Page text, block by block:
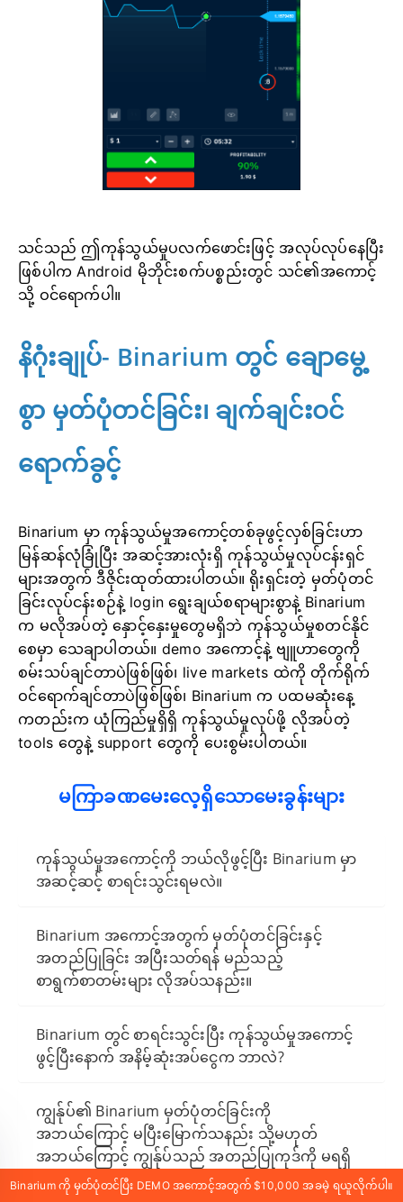
သင်သည် ဤကုန်သွယ်မှုပလက်ဖောင်းဖြင့် အလုပ်လုပ်နေပြီး
ဖြစ်ပါက Android မိုဘိုင်းစက်ပစ္စည်းတွင် သင်၏အကောင့်
သို့ ဝင်ရောက်ပါ။
နိဂုံးချုပ်- Binarium တွင် ချောမွေ့
စွာ မှတ်ပုံတင်ခြင်း၊ ချက်ချင်းဝင်
ရောက်ခွင့်
Binarium မှာ ကုန်သွယ်မှုအကောင့်တစ်ခုဖွင့်လှစ်ခြင်းဟာ
မြန်ဆန်လုံခြုံပြီး အဆင့်အားလုံးရှိ ကုန်သွယ်မှုလုပ်ငန်းရှင်
များအတွက် ဒီဇိုင်းထုတ်ထားပါတယ်။ ရိုးရှင်းတဲ့ မှတ်ပုံတင်
ခြင်းလုပ်ငန်းစဉ်နဲ့ login ရွေးချယ်စရာများစွာနဲ့ Binarium
က မလိုအပ်တဲ့ နှောင့်နှေးမှုတွေမရှိဘဲ ကုန်သွယ်မှုစတင်နိုင်
စေမှာ သေချာပါတယ်။ demo အကောင့်နဲ့ ဗျူဟာတွေကို
စမ်းသပ်ချင်တာပဲဖြစ်ဖြစ်၊ live markets ထဲကို တိုက်ရိုက်
ဝင်ရောက်ချင်တာပဲဖြစ်ဖြစ်၊ Binarium က ပထမဆုံးနေ့
ကတည်းက ယုံကြည်မှုရှိရှိ ကုန်သွယ်မှုလုပ်ဖို့ လိုအပ်တဲ့
tools တွေနဲ့ support တွေကို ပေးစွမ်းပါတယ်။
မကြာခဏမေးလေ့ရှိသောမေးခွန်းများ
ကုန်သွယ်မှုအကောင့်ကို ဘယ်လိုဖွင့်ပြီး Binarium မှာ
အဆင့်ဆင့် စာရင်းသွင်းရမလဲ။
Binarium အကောင့်အတွက် မှတ်ပုံတင်ခြင်းနှင့်
အတည်ပြုခြင်း အပြီးသတ်ရန် မည်သည့်
စာရွက်စာတမ်းများ လိုအပ်သနည်း။
Binarium တွင် စာရင်းသွင်းပြီး ကုန်သွယ်မှုအကောင့်
ဖွင့်ပြီးနောက် အနိမ့်ဆုံးအပ်ငွေက ဘာလဲ?
ကျွန်ုပ်၏ Binarium မှတ်ပုံတင်ခြင်းကို
အဘယ်ကြောင့် မပြီးမြောက်သနည်း သို့မဟုတ်
အဘယ်ကြောင့် ကျွန်ုပ်သည် အတည်ပြုကုဒ်ကို မရရှိ
သေးသနည်း။
Binarium ကို မှတ်ပုံတင်ပြီး DEMO အကောင့်အတွက် $10,000 အခမဲ့ ရယူလိုက်ပါ။